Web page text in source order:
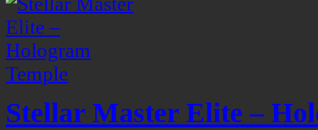
Stellar Master Elite –